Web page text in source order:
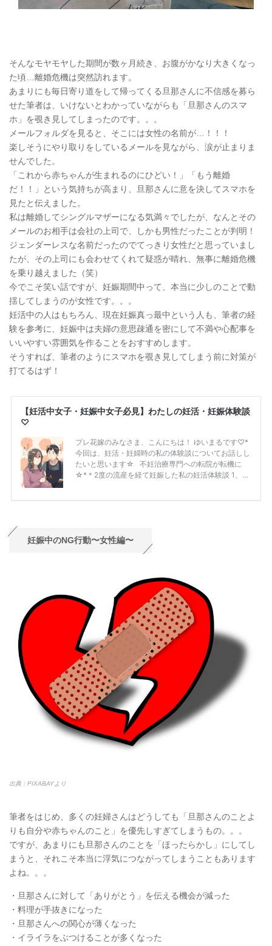
そんなモヤモヤした期間が数ヶ月続き、お腹がかなり大きくなっ
た頃…離婚危機は突然訪れます。
あまりにも毎日寄り道をして帰ってくる旦那さんに不信感を募ら
せた筆者は、いけないとわかっていながらも「旦那さんのスマ
ホ」を覗き見してしまったのです。。。
メールフォルダを見ると、そこには女性の名前が…！！！
楽しそうにやり取りをしているメールを見ながら、涙が止まりま
せんでした。
「これから赤ちゃんが生まれるのにひどい！」「もう離婚
だ！！」という気持ちが高まり、旦那さんに意を決してスマホを
見たと伝えました。
私は離婚してシングルマザーになる気満々でしたが、なんとその
メールのお相手は会社の上司で、しかも男性だったことが判明！
ジェンダーレスな名前だったのでてっきり女性だと思っていまし
たが、その上司にも会わせてくれて疑惑が晴れ、無事に離婚危機
を乗り越えました（笑）
今でこそ笑い話ですが、妊娠期間中って、本当に少しのことで動
揺してしまうのが女性です。。。
妊活中の人はもちろん、現在妊娠真っ最中という人も、筆者の経
験を参考に、妊娠中は夫婦の意思疎通を密にして不満や心配事を
いいやすい雰囲気を作ることをおすすめします。
そうすれば、筆者のようにスマホを覗き見してしまう前に対策が
打てるはず！
妊娠中のNG行動〜女性編〜
出典：PIXABAYより
筆者をはじめ、多くの妊婦さんはどうしても「旦那さんのことよ
りも自分や赤ちゃんのこと」を優先しすぎてしまうもの。。。
ですが、あまりにも旦那さんのことを「ほったらかし」にしてし
まうと、それこそ本当に浮気につながってしまうこともあります
よね。。。
・旦那さんに対して「ありがとう」を伝える機会が減った
・料理が手抜きになった
・旦那さんへの関心が薄くなった
・イライラをぶつけることが多くなった